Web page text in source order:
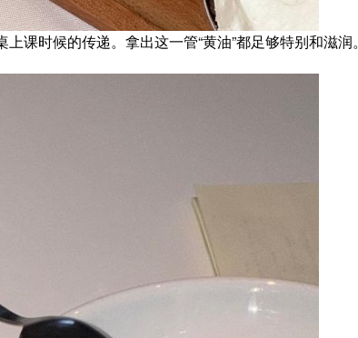
课时候的传递。拿出这一管“黄油”都足够特别和滋润。